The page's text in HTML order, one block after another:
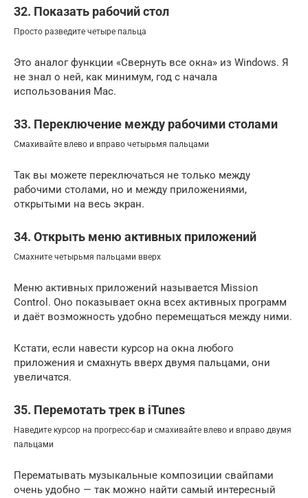
32. Показать рабочий стол
Просто разведите четыре пальца
Это аналог функции «Свернуть все окна» из Windows. Я
не знал о ней, как минимум, год с начала
использования Mac.
33. Переключение между рабочими столами
Смахивайте влево и вправо четырьмя пальцами
Так вы можете переключаться не только между
рабочими столами, но и между приложениями,
открытыми на весь экран.
34. Открыть меню активных приложений
Смахните четырьмя пальцами вверх
Меню активных приложений называется Mission
Control. Оно показывает окна всех активных программ
и даёт возможность удобно перемещаться между ними.
Кстати, если навести курсор на окна любого
приложения и смахнуть вверх двумя пальцами, они
увеличатся.
35. Перемотать трек в iTunes
Наведите курсор на прогресс-бар и смахивайте влево и вправо двумя
пальцами
Перематывать музыкальные композиции свайпами
очень удобно — так можно найти самый интересный